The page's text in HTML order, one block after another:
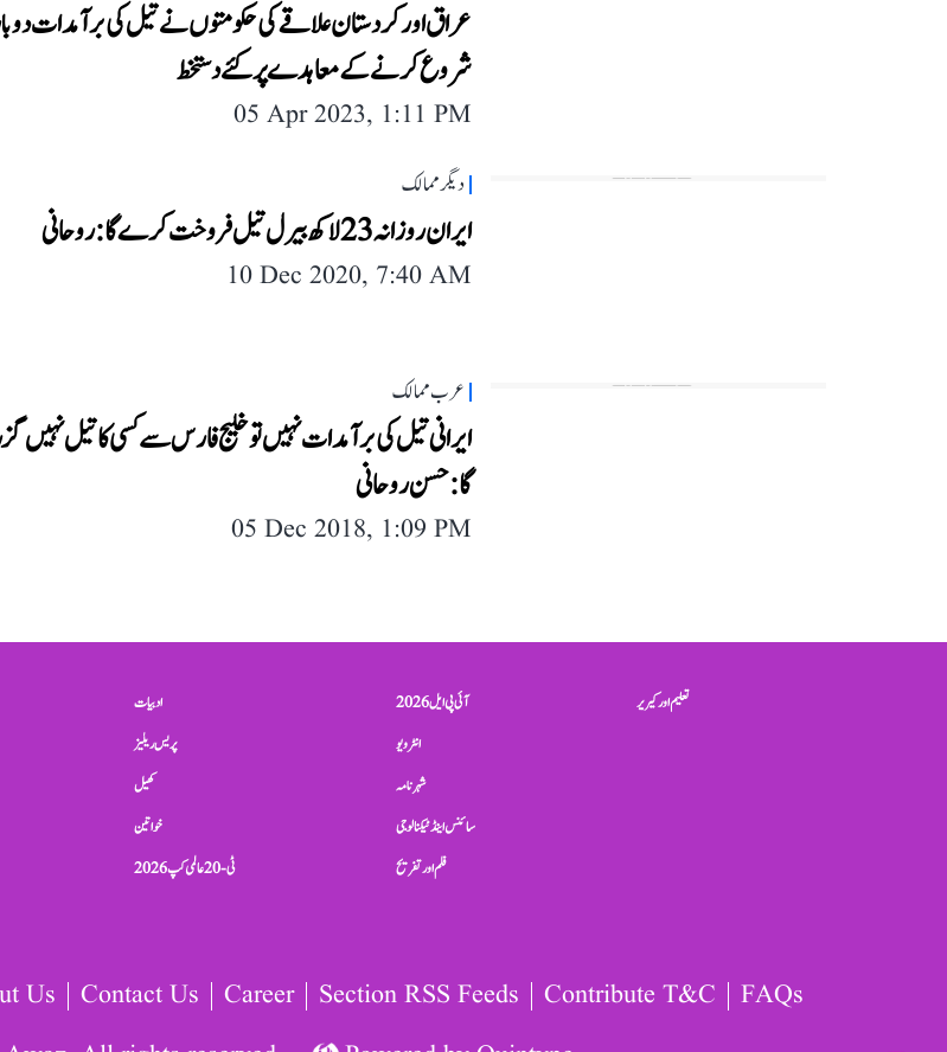
عراق اور کردستان علاقے کی حکومتوں نے تیل کی برآمدات
شروع کرنے کے معاہدے پر کئے دستخط
05 Apr 2023, 1:11 PM
دیگر ممالک
ایران روزانہ 23 لاکھ بیرل تیل فروخت کرے گا: روحانی
10 Dec 2020, 7:40 AM
عرب ممالک
ایرانی تیل کی برآمدات نہیں تو خلیج فارس سے کسی کا تیل
گا: حسن روحانی
05 Dec 2018, 1:09 PM
ادبیات
پریس ریلیز
کھیل
خواتین
ٹی-20 عالمی کپ 2026
آئی پی ایل 2026
انٹرویو
شہرنامہ
سائنس اینڈ ٹیکنالوجی
فلم اور تفریح
تعلیم اور کیریر
Us Contact Us Career Section RSS Feeds Contribute T&C
FAQs